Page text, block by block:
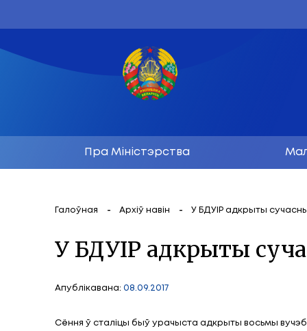
Галоўная Архіў навін У БДУІР
У БДУІР